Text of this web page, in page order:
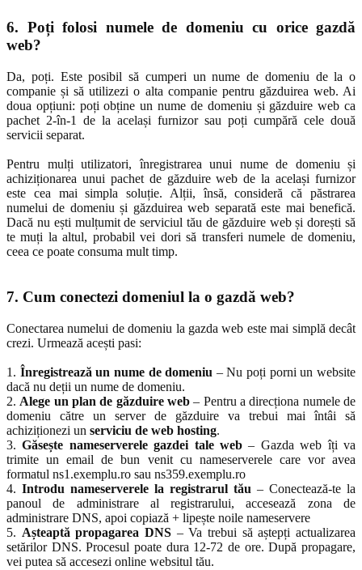
6. Poți folosi numele de domeniu cu orice gazdă
web?
Da, poți. Este posibil să cumperi un nume de domeniu de la o
companie și să utilizezi o alta companie pentru găzduirea web. Ai
doua opțiuni: poți obține un nume de domeniu și găzduire web ca
pachet 2-în-1 de la același furnizor sau poți cumpără cele două
servicii separat.
Pentru mulți utilizatori, înregistrarea unui nume de domeniu și
achiziționarea unui pachet de găzduire web de la același furnizor
este cea mai simpla soluție. Alții, însă, consideră că păstrarea
numelui de domeniu și găzduirea web separată este mai benefică.
Dacă nu ești mulțumit de serviciul tău de găzduire web și dorești să
te muți la altul, probabil vei dori să transferi numele de domeniu,
ceea ce poate consuma mult timp.
7. Cum conectezi domeniul la o gazdă web?
Conectarea numelui de domeniu la gazda web este mai simplă decât
crezi. Urmează acești pasi:
1. Înregistrează un nume de domeniu – Nu poți porni un website
dacă nu deții un nume de domeniu.
2. Alege un plan de găzduire web – Pentru a direcționa numele de
domeniu către un server de găzduire va trebui mai întâi să
achiziționezi un serviciu de web hosting.
3.Găsește nameserverele gazdei tale web – Gazda web îți va
trimite un email de bun venit cu nameserverele care vor avea
formatul ns1.exemplu.ro sau ns359.exemplu.ro
4. Introdu nameserverele la registrarul tău – Conectează-te la
panoul de administrare al registrarului, accesează zona de
administrare DNS, apoi copiază + lipește noile nameservere
5. Așteaptă propagarea DNS – Va trebui să aștepți actualizarea
setărilor DNS. Procesul poate dura 12-72 de ore. După propagare,
vei putea să accesezi online websitul tău.